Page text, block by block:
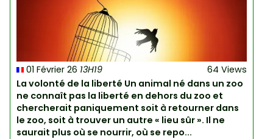
64 Views
01 Février 26 13H19
La volonté de la liberté Un animal né dans un zoo
ne connaît pas la liberté en dehors du zoo et
chercherait paniquement soit à retourner dans
le zoo, soit à trouver un autre « lieu sûr ». Il ne
saurait plus où se nourrir, où se repo...